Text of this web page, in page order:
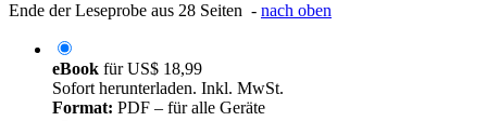
Ende der Leseprobe aus 28 Seiten - nach oben
eBook fürUS$ 18,99
Sofort herunterladen. Inkl. MwSt.
Format: PDF – für alle Geräte